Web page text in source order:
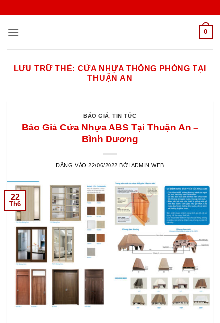
nội
0
LƯU TRỮ THẺ:CỬA NHỰA THÔNG PHÒNG TẠI
THUẬN AN
BÁO GIÁ,TIN TỨC
Báo Giá Cửa Nhựa ABS Tại Thuận An –
Bình Dương
ĐĂNG VÀO22/06/2022 BỞI ADMIN WEB
22
Th6